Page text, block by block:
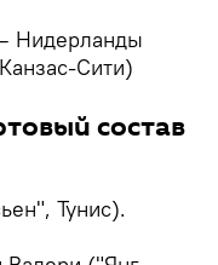
Нидерланды
Сити)
состав
Тунис).